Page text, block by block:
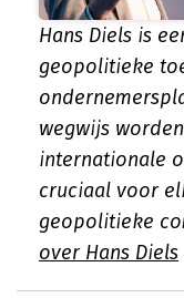
Hans Diels is
geopolitieke
wegwijs
internationale
cruciaal voor
geopolitieke
over Hans Diels